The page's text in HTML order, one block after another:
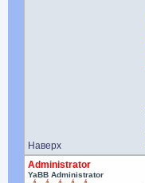
Наверх
Administrator
YaBB Administrator